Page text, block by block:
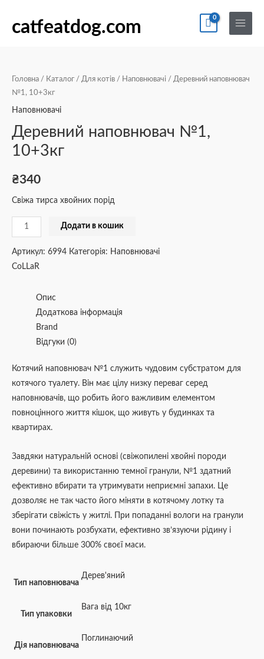
catfeatdog.com
Main
Menu
Головна / Каталог / Для котів / Наповнювачі / Деревний наповнювач
№1, 10+3кг
Наповнювачі
Деревний наповнювач №1,
10+3кг
₴340
Свіжа тирса хвойних порід
Деревний
наповнювач
кількість
Додати в кошик
Артикул: 6994 Категорія: Наповнювачі
CoLLaR
Опис
Додаткова інформація
Brand
Відгуки (0)
Котячий наповнювач №1 служить чудовим субстратом для
котячого туалету. Він має цілу низку переваг серед
наповнювачів, що робить його важливим елементом
повноцінного життя кішок, що живуть у будинках та
квартирах.
Завдяки натуральній основі (свіжопилені хвойні породи
деревини) та використанню темної гранули, №1 здатний
ефективно вбирати та утримувати неприємні запахи. Це
дозволяє не так часто його міняти в котячому лотку та
зберігати свіжість у житлі. При попаданні вологи на гранули
вони починають розбухати, ефективно зв’язуючи рідину і
вбираючи більше 300% своєї маси.
Тип наповнювача
Дерев'яний
Тип упаковки
Вага від 10кг
Дія наповнювача
Поглинаючий